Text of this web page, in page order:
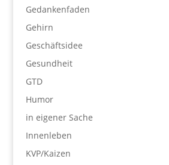
Gedankenfaden
Gehirn
Geschäftsidee
Gesundheit
GTD
Humor
in eigener Sache
Innenleben
KVP/Kaizen